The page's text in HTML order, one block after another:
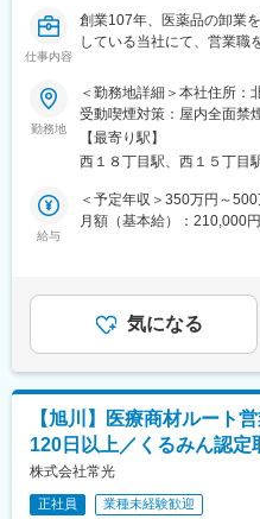
■組織構成
現在は20名程のメンバーに
途入社ということもあり、
で、お子様の行事や急なお
また、担当エリアはそれぞ
張が伴う場合もございます。
※例：名古屋拠点→東海・北
■メディカルシステムネッ
全国450店舗以上を展開す
変更の範囲：会社の定める
仕事内容
創業107年、医薬品の卸業
している当社にて、営業職
長く医療用医薬品の販売を
ウイルスの感染対策により
中。また補助金の活用によ
規導入のご提案も増加して
なっています。また、メン
されています。
新たな活躍のフィールドを
業をお任せします。訪問先
す。
※医療用医薬品のMSと協同
【担当案件数】平均30件ほ
【取扱品】血液検査機器、
生化学検査薬、細菌検査薬
原検査キット、インフルエ
■当社の魅力：
【知識と経験の幅が広がる】
勤務地
＜勤務地詳細＞本社住所：
受動喫煙対策：屋内全面禁
【最寄り駅】
西１８丁目駅、西１５丁目
給与
＜予定年収＞350万円～
月額（基本給）：210,000
改定：年1回（6月）■賞与
も目安の金額であり、選考
月給(月額)は固定手当を含め
気になる
【旭川】医療商材ルート
120日以上／くるみん認定
株式会社常光
正社員 業種未経験歓迎